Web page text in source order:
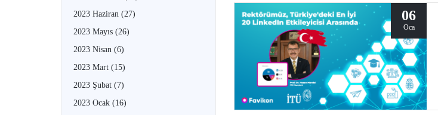
2023 Haziran (27)
2023 Mayıs (26)
2023 Nisan (6)
2023 Mart (15)
2023 Şubat (7)
2023 Ocak (16)
06
Oca